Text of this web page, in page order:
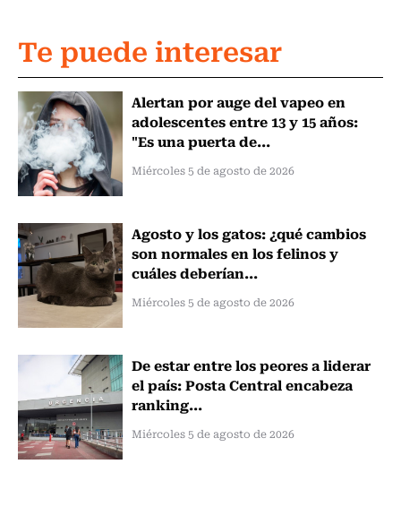
Te puede interesar
Alertan por auge del vapeo en
adolescentes entre 13 y 15 años:
"Es una puerta de...
Miércoles 5 de agosto de 2026
Agosto y los gatos: ¿qué cambios
son normales en los felinos y
cuáles deberían...
Miércoles 5 de agosto de 2026
De estar entre los peores a liderar
el país: Posta Central encabeza
ranking...
Miércoles 5 de agosto de 2026